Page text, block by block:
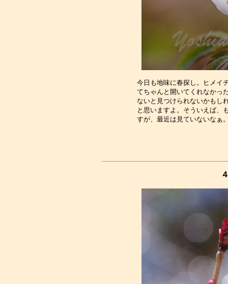
今日も地味に春探し。ヒメイ
てちゃんと開いてくれなかっ
ないと見つけられないかもし
と思いますよ。そういえば、